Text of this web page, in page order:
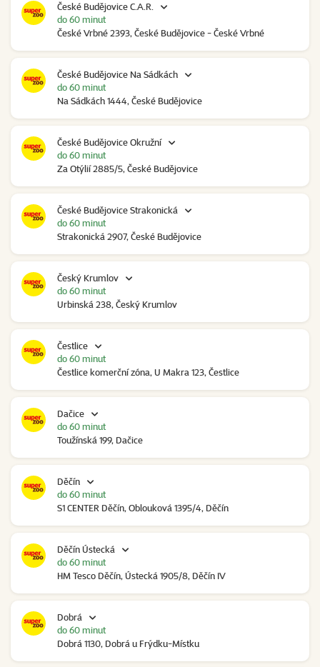
České Budějovice C.A.R.
České Vrbné 2393, České Budějovice - České Vrbné
do 60 minut
České Budějovice Na Sádkách
Na Sádkách 1444, České Budějovice
do 60 minut
České Budějovice Okružní
Za Otýlií 2885/5, České Budějovice
do 60 minut
České Budějovice Strakonická
Strakonická 2907, České Budějovice
do 60 minut
Český Krumlov
Urbinská 238, Český Krumlov
do 60 minut
Čestlice
Čestlice komerční zóna, U Makra 123, Čestlice
do 60 minut
Dačice
Toužínská 199, Dačice
do 60 minut
Děčín
S1 CENTER Děčín, Oblouková 1395/4, Děčín
do 60 minut
Děčín Ústecká
HM Tesco Děčín, Ústecká 1905/8, Děčín IV
do 60 minut
Dobrá
Dobrá 1130, Dobrá u Frýdku-Místku
do 60 minut